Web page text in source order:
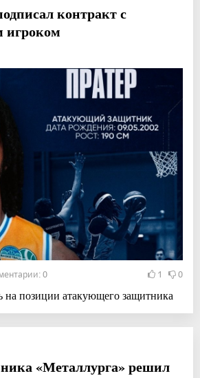
контракт с
игроком
0 1 0
на позиции атакующего защитника
«Металлурга» решил